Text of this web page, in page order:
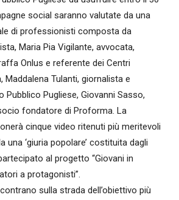
social saranno valutate da una
di professionisti composta da
Maria Pia Vigilante, avvocata,
Onlus e referente dei Centri
Maddalena Tulanti, giornalista e
Pubblico Pugliese, Giovanni Sasso,
fondatore di Proforma. La
cinque video ritenuti più meritevoli
una ‘giuria popolare’ costituita dagli
al progetto “Giovani in
a protagonisti”.
sulla strada dell’obiettivo più